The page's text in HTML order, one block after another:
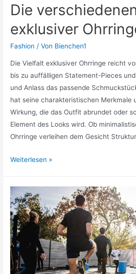
Die
exklusiver
Fashion / Von Bienchen1
Die Vielfalt exklusiver Ohrringe reicht
bis zu auffälligen Statement-Pieces
und Anlass das passende
hat seine charakteristischen Merkmale
Wirkung, die das Outfit abrundet oder
Element des Looks wird. Ob
Ohrringe verleihen dem Gesicht
Von
bis
zu
Statement-
Pieces:
Die
verschiedenen
Typen
Weiterlesen »